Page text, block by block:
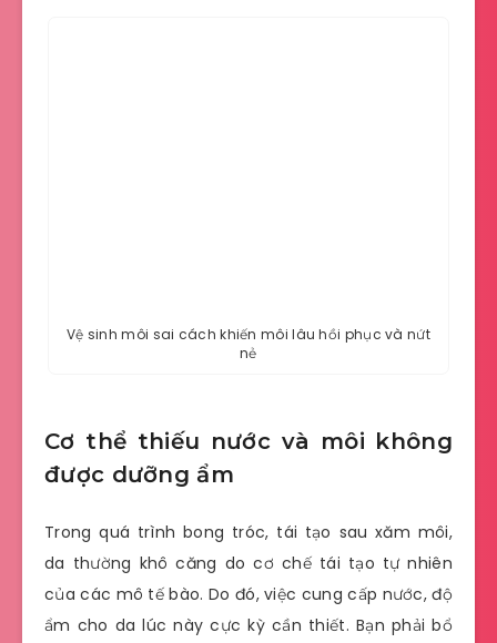
Vệ sinh môi sai cách khiến môi lâu hồi phục và nứt
nẻ
Cơ thể thiếu nước và môi không
được dưỡng ẩm
Trong quá trình bong tróc, tái tạo sau xăm môi,
da thường khô căng do cơ chế tái tạo tự nhiên
của các mô tế bào. Do đó, việc cung cấp nước, độ
ẩm cho da lúc này cực kỳ cần thiết. Bạn phải bổ